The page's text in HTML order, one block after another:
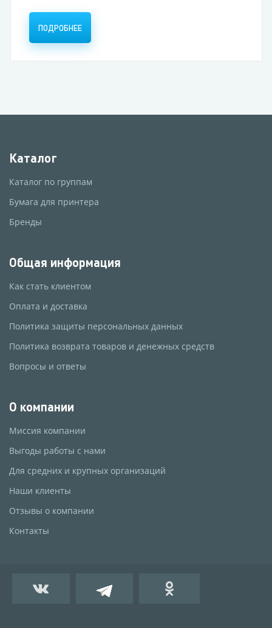
ПОДРОБНЕЕ
Каталог
Каталог по группам
Бумага для принтера
Бренды
Общая информация
Как стать клиентом
Оплата и доставка
Политика защиты персональных данных
Политика возврата товаров и денежных средств
Вопросы и ответы
О компании
Миссия компании
Выгоды работы с нами
Для средних и крупных организаций
Наши клиенты
Отзывы о компании
Контакты